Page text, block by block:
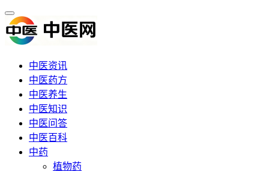
中医资讯
中医药方
中医养生
中医知识
中医问答
中医百科
中药
植物药